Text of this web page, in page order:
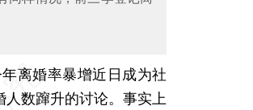
离婚率暴增近日成为社
数蹿升的讨论。事实上